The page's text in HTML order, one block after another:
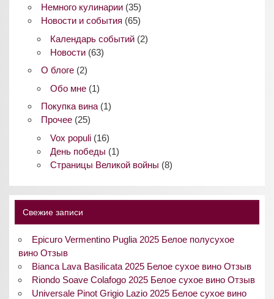
Немного кулинарии(35)
Новости и события (65)
Календарь событий(2)
Новости(63)
О блоге(2)
Обо мне(1)
Покупка вина(1)
Прочее(25)
Vox populi(16)
День победы (1)
Страницы Великой войны (8)
Свежие записи
Epicuro Vermentino Puglia 2025 Белое полусухое
вино Отзыв
Bianca Lava Basilicata 2025 Белое сухое вино Отзыв
Riondo Soave Colafogo 2025 Белое сухое вино Отзыв
Universale Pinot Grigio Lazio 2025 Белое сухое вино